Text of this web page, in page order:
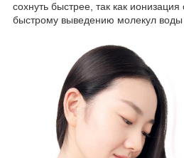
сохнуть быстрее, так как
быстрому выведению молекул воды